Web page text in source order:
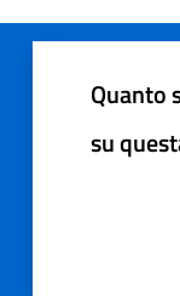
Quanto
su